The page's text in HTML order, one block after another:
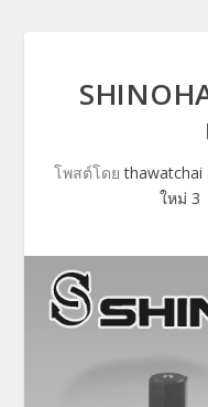
โพสต์โดยthawatchai
ใหม่ 3